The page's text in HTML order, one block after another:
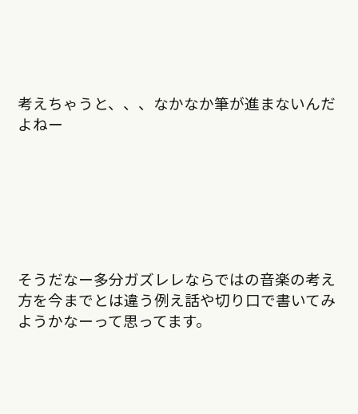
考えちゃうと、、、なかなか筆が進まないんだ
よねー
そうだなー多分ガズレレならではの音楽の考え
方を今までとは違う例え話や切り口で書いてみ
ようかなーって思ってます。